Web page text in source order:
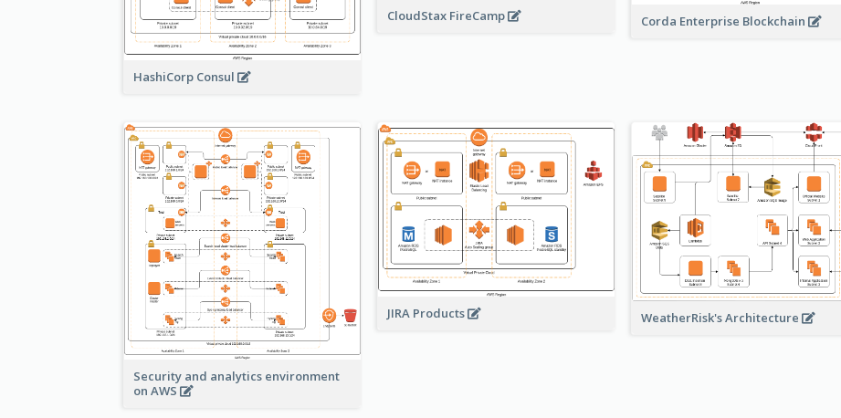
HashiCorp Consul
CloudStax FireCamp Corda Enterprise Blockchain
Security and analytics environment
on AWS
JIRA Products WeatherRisk's Architecture